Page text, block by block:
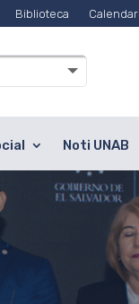
Biblioteca
Noti UNAB